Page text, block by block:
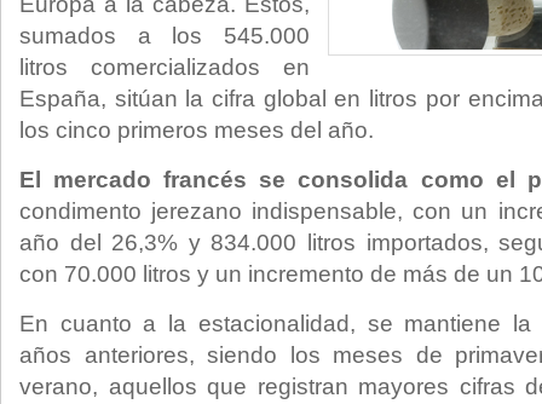
sumados a los 545.000
litros comercializados en
España, sitúan la cifra global en litros por
los cinco primeros meses del año.
El mercado francés se consolida como el
condimento jerezano indispensable, con un
año del 26,3% y 834.000 litros importados,
con 70.000 litros y un incremento de más de un
En cuanto a la estacionalidad, se mantiene la
años anteriores, siendo los meses de
verano, aquellos que registran mayores cifras